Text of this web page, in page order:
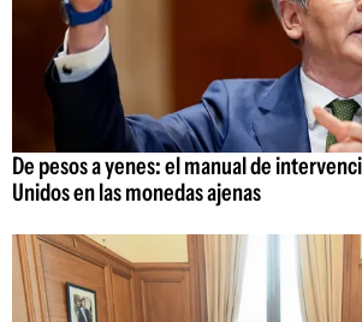
De pesos a yenes: el manual de
Unidos en las monedas ajenas